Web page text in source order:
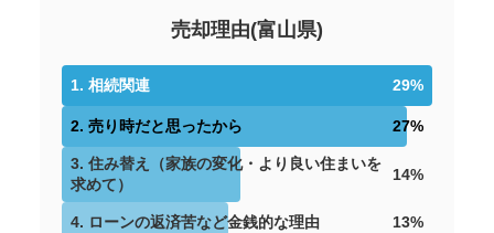
売却理由(富山県)
1. 相続関連 29%
2. 売り時だと思ったから 27%
3. 住み替え（家族の変化・より良い住まいを
求めて）
14%
4. ローンの返済苦など金銭的な理由 13%